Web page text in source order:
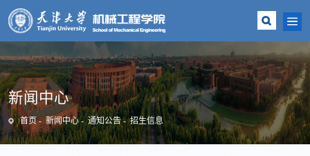
新闻中心
首页 新闻中心 通知公告 招生信息